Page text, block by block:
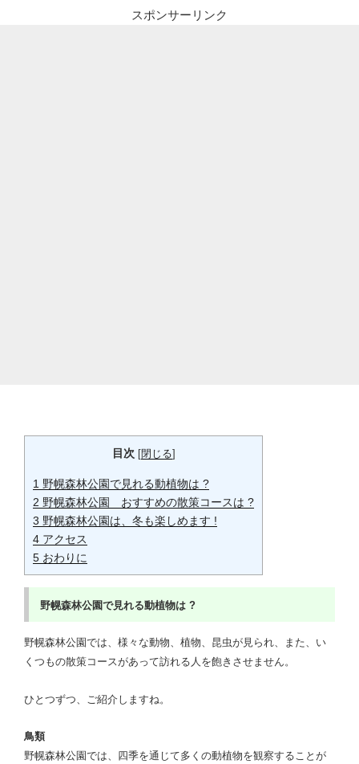
スポンサーリンク
目次 [閉じる]
1 野幌森林公園で見れる動植物は ?
2 野幌森林公園 おすすめの散策コースは ?
3 野幌森林公園は、冬も楽しめます !
4 アクセス
5 おわりに
野幌森林公園で見れる動植物は ?
野幌森林公園では、様々な動物、植物、昆虫が見られ、また、い
くつもの散策コースがあって訪れる人を飽きさせません。
ひとつずつ、ご紹介しますね。
鳥類
野幌森林公園では、四季を通じて多くの動植物を観察することが